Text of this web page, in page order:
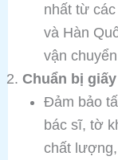
nhất từ
và Hàn
vận
Chuẩn bị
Đảm bảo
bác sĩ, tờ
chất